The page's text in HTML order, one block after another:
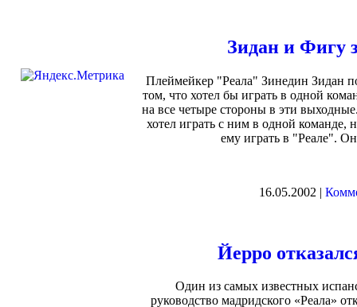
Зидан и Фигу
Плеймейкер "Реала" Зинедин Зидан
том, что хотел бы играть в одной
на все четыре стороны в эти
хотел играть с ним в одной команде,
ему играть в "Реале".
16.05.2002 |
Йерро
Один из самых известных
руководство мадридского «Реала»